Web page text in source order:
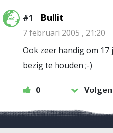
#1 Bullit
7 februari 2005 , 21:20
Ook zeer handig om 17
bezig te houden ;-)
0